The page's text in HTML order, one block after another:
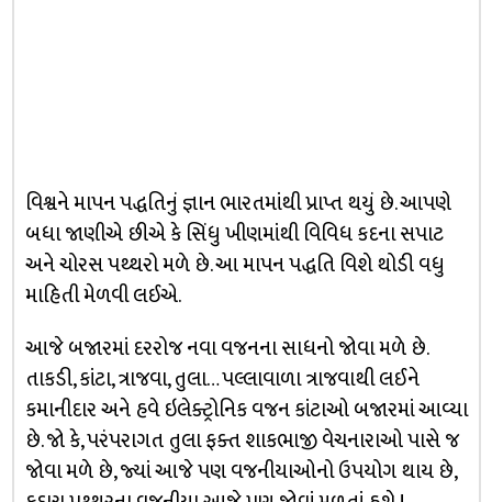
વિશ્વને માપન પદ્ધતિનું જ્ઞાન ભારતમાંથી પ્રાપ્ત થયું છે. આપણે
બધા જાણીએ છીએ કે સિંધુ ખીણમાંથી વિવિધ કદના સપાટ
અને ચોરસ પથ્થરો મળે છે. આ માપન પદ્ધતિ વિશે થોડી વધુ
માહિતી મેળવી લઈએ.
આજે બજારમાં દરરોજ નવા વજનના સાધનો જોવા મળે છે.
તાકડી, કાંટા, ત્રાજવા, તુલા… પલ્લાવાળા ત્રાજવાથી લઈને
કમાનીદાર અને હવે ઇલેક્ટ્રોનિક વજન કાંટાઓ બજારમાં આવ્યા
છે. જો કે, પરંપરાગત તુલા ફક્ત શાકભાજી વેચનારાઓ પાસે જ
જોવા મળે છે, જ્યાં આજે પણ વજનીયાઓનો ઉપયોગ થાય છે,